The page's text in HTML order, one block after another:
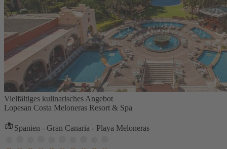
Vielfältiges kulinarisches Angebot
Lopesan Costa Meloneras Resort & Spa
Spanien - Gran Canaria - Playa Meloneras